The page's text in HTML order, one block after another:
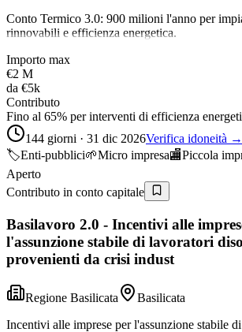
Conto Termico 3.0: 900 milioni l'anno per
rinnovabili e efficienza energetica.
Importo max
€2 M
da €5k
Contributo
Fino al 65% per interventi di efficienza
144 giorni · 31 dic 2026Verifica idoneità →
🏷️Enti-pubblici🌱Micro impresa🏬Piccola
Aperto
Contributo in conto capitale
Basilavoro 2.0 - Incentivi alle
l'assunzione stabile di lavoratori
provenienti da crisi indust
Regione Basilicata
Basilicata
Incentivi alle imprese per l'assunzione stabile